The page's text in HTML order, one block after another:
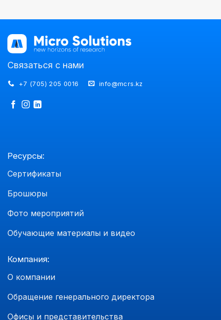
Связаться с нами
+7 (705) 205 0016 info@mcrs.kz
Ресурсы:
Сертификаты
Брошюры
Фото мероприятий
Обучающие материалы и видео
Компания:
О компании
Обращение генерального директора
Офисы и представительства